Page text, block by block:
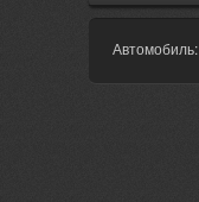
Автомобиль: